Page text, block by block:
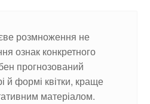
розмноження не
ознак конкретного
прогнозований
й формі квітки, краще
матеріалом.